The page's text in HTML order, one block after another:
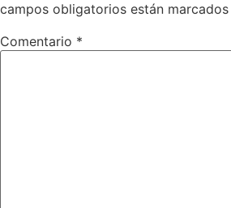
campos obligatorios están
Comentario *